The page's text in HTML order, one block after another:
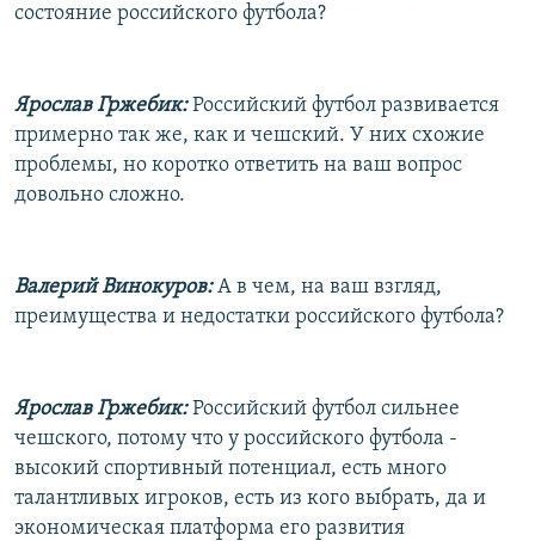
состояние российского футбола?
Ярослав Гржебик:Российский футбол развивается
примерно так же, как и чешский. У них схожие
проблемы, но коротко ответить на ваш вопрос
довольно сложно.
Валерий Винокуров:А в чем, на ваш взгляд,
преимущества и недостатки российского футбола?
Ярослав Гржебик:Российский футбол сильнее
чешского, потому что у российского футбола -
высокий спортивный потенциал, есть много
талантливых игроков, есть из кого выбрать, да и
экономическая платформа его развития